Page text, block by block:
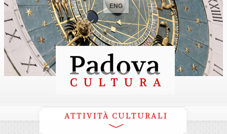
ENG
ATTIVITÀ CULTURALI